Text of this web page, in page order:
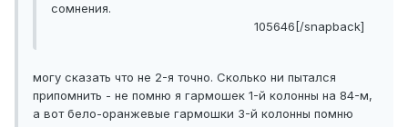
сомнения.
105646[/snapback]
могу сказать что не 2-я точно. Сколько ни пытался
припомнить - не помню я гармошек 1-й колонны на 84-м,
а вот бело-оранжевые гармошки 3-й колонны помню